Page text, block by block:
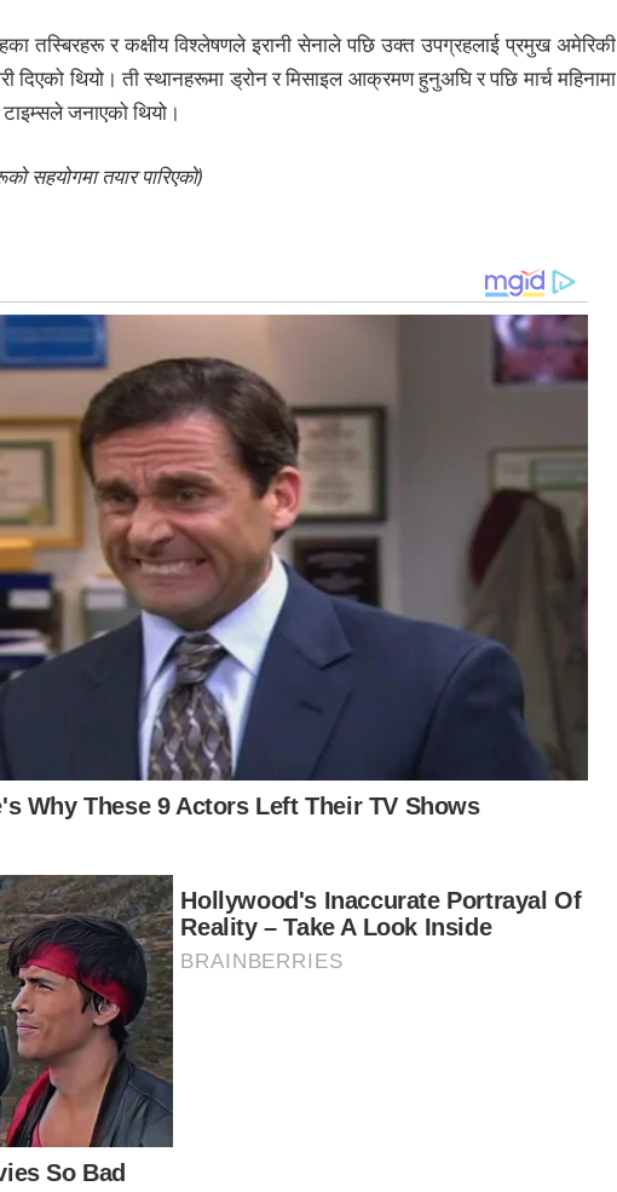
तस्बिरहरू र कक्षीय विश्लेषणले इरानी सेनाले पछि उक्त उपग्रहलाई प्रमुख अमेरिकी
दिएको थियो। ती स्थानहरूमा ड्रोन र मिसाइल आक्रमण हुनुअघि र पछि मार्च महिनामा
जनाएको थियो।
सहयोगमा तयार पारिएको)